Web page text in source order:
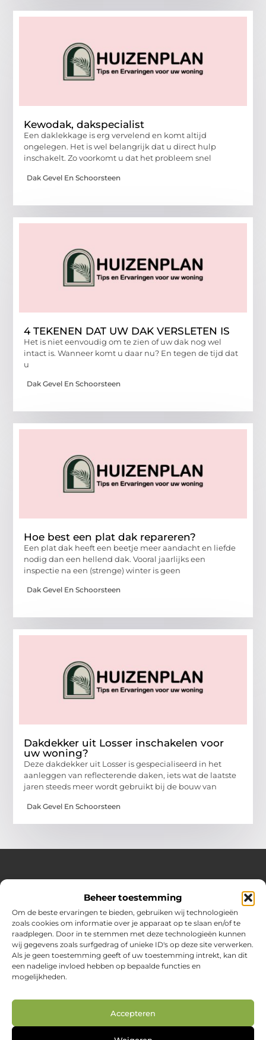
Beheer toestemming
Om de beste ervaringen te bieden, gebruiken wij technologieën
zoals cookies om informatie over je apparaat op te slaan en/of te
raadplegen. Door in te stemmen met deze technologieën kunnen
wij gegevens zoals surfgedrag of unieke ID's op deze site verwerken.
Als je geen toestemming geeft of uw toestemming intrekt, kan dit
een nadelige invloed hebben op bepaalde functies en
mogelijkheden.
Accepteren
Kewodak, dakspecialist
Een daklekkage is erg vervelend en komt altijd
ongelegen. Het is wel belangrijk dat u direct hulp
inschakelt. Zo voorkomt u dat het probleem snel
Dak Gevel En Schoorsteen
4 TEKENEN DAT UW DAK VERSLETEN IS
Het is niet eenvoudig om te zien of uw dak nog wel
intact is. Wanneer komt u daar nu? En tegen de tijd dat
u
Dak Gevel En Schoorsteen
Hoe best een plat dak repareren?
Een plat dak heeft een beetje meer aandacht en liefde
nodig dan een hellend dak. Vooral jaarlijks een
inspectie na een (strenge) winter is geen
Dak Gevel En Schoorsteen
Dakdekker uit Losser inschakelen voor
uw woning?
Deze dakdekker uit Losser is gespecialiseerd in het
aanleggen van reflecterende daken, iets wat de laatste
jaren steeds meer wordt gebruikt bij de bouw van
Dak Gevel En Schoorsteen
Over Huizenplan
Jouw gids voor wooninspiratie en praktische tips
Ontdek een uitgebreide verzameling blogs en artikelen
boordevol handige adviezen en verrassende inzichten om
jouw woondromen te realiseren. Van interieurideeën tot
slimme bespaartips – haal het beste uit jouw huis en
leefomgeving!